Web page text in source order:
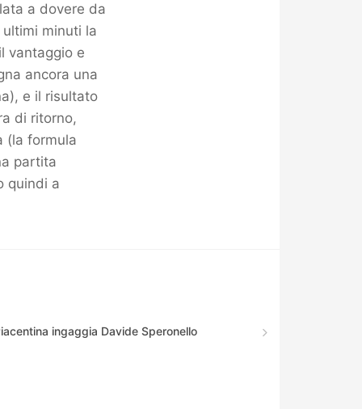
a dovere da
minuti la
vantaggio e
ancora una
e il risultato
di ritorno,
(la formula
partita
quindi a
ingaggia Davide Speronello